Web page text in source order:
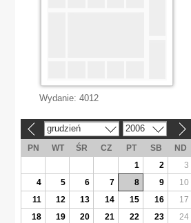
Wydanie: 4012
grudzień 2006
PN WT ŚR CZ PT SB
ND
1
2
3
4
5 6 7 8 9
10
11
12 13 14 15 16
17
18
19 20 21 22 23
24